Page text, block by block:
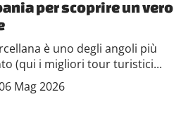
per scoprire un vero
è uno degli angoli più
(qui i migliori tour turistici...
Mag 2026